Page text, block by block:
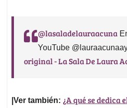
@lasaladelauraacuna
YouTube
original - La Sala De Laura
|Ver también: ¿A qué se dedica